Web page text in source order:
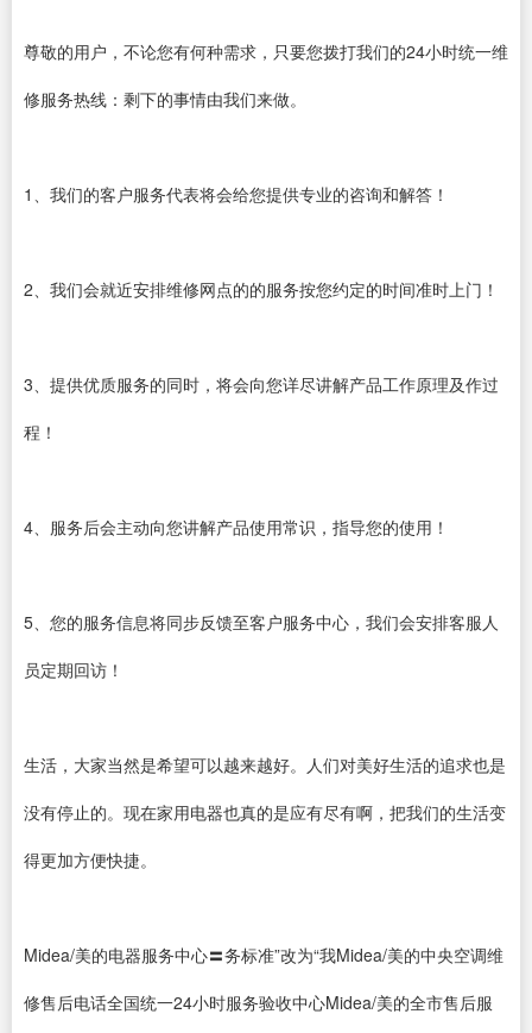
尊敬的用户，不论您有何种需求，只要您拨打我们的24小时统一维
修服务热线：剩下的事情由我们来做。
1、我们的客户服务代表将会给您提供专业的咨询和解答！
2、我们会就近安排维修网点的的服务按您约定的时间准时上门！
3、提供优质服务的同时，将会向您详尽讲解产品工作原理及作过
程！
4、服务后会主动向您讲解产品使用常识，指导您的使用！
5、您的服务信息将同步反馈至客户服务中心，我们会安排客服人
员定期回访！
生活，大家当然是希望可以越来越好。人们对美好生活的追求也是
没有停止的。现在家用电器也真的是应有尽有啊，把我们的生活变
得更加方便快捷。
Midea/美的电器服务中心〓务标准”改为“我Midea/美的中央空调维
修售后电话全国统一24小时服务验收中心Midea/美的全市售后服